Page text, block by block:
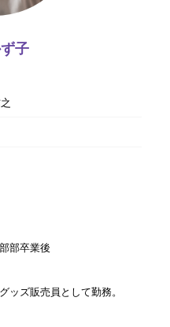
子
部卒業後
ッズ販売員として勤務。